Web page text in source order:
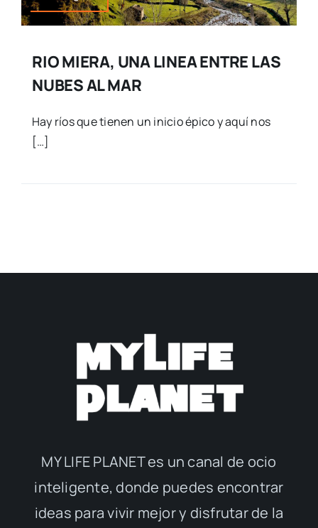
RIO MIERA, UNA LINEA ENTRE LAS
NUBES AL MAR
Hay ríos que tienen un inicio épico y aquí nos
[…]
MY LIFE PLANET es un canal de ocio
inteligente, donde puedes encontrar
ideas para vivir mejor y disfrutar de la